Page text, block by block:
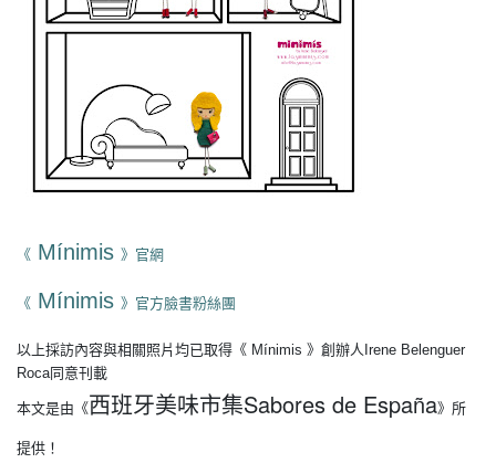
《 Mínimis 》官網
《 Mínimis 》官方臉書粉絲團
以上採訪內容與相關照片均已取得《 Mínimis 》創辦人 Irene Belenguer
Roca同意刊載
本文是由《西班牙美味市集Sabores de España》所
提供！